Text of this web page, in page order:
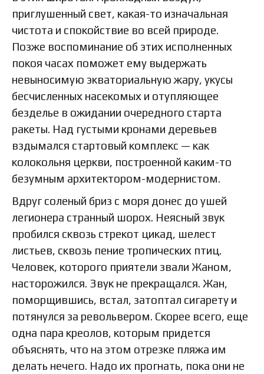
приглушенный свет, какая-то изначальная
чистота и спокойствие во всей природе.
Позже воспоминание об этих исполненных
покоя часах поможет ему выдержать
невыносимую экваториальную жару, укусы
бесчисленных насекомых и отупляющее
безделье в ожидании очередного старта
ракеты. Над густыми кронами деревьев
вздымался стартовый комплекс — как
колокольня церкви, построенной каким-то
безумным архитектором-модернистом.
Вдруг соленый бриз с моря донес до ушей
легионера странный шорох. Неясный звук
пробился сквозь стрекот цикад, шелест
листьев, сквозь пение тропических птиц.
Человек, которого приятели звали Жаном,
насторожился. Звук не прекращался. Жан,
поморщившись, встал, затоптал сигарету и
потянулся за револьвером. Скорее всего, еще
одна пара креолов, которым придется
объяснять, что на этом отрезке пляжа им
делать нечего. Надо их прогнать, пока они не